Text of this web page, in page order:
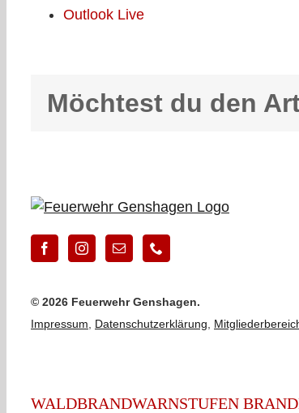
Outlook Live
Möchtest du den
© 2026 Feuerwehr Genshagen.
Impressum
Datenschutzerklärung
WALDBRANDWARNSTUFEN